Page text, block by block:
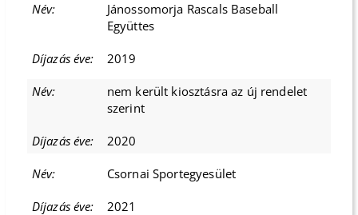
Jánossomorja Rascals Baseball
Együttes
2019
nem került kiosztásra az új rendelet
szerint
2020
Csornai Sportegyesület
2021